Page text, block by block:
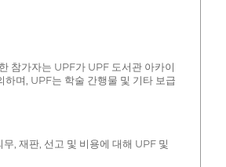
참가자는 UPF가 UPF 도서관 아카이
며, UPF는 학술 간행물 및 기타 보급
, 재판, 선고 및 비용에 대해 UPF 및